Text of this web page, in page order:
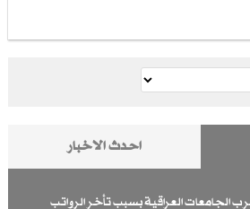
احدث الاخبار
العراقية بسبب تأخر الرواتب